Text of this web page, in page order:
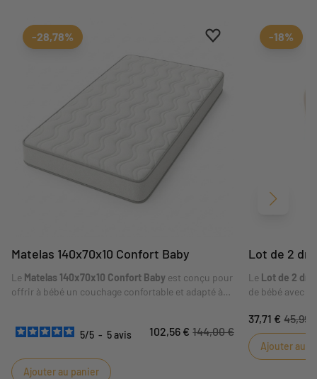
Ajouter aux favoris
Supprimer des
-28,78%
Matelas 140x70x10 Confort Baby
Le Matelas 140x70x10 Confort Baby est conçu pour
offrir à bébé un couchage confortable et adapté à
et ses conseils d'utilisation sont détaillés dans les
5/5 - 5avis 102,56 € 144,00 €
Ajouter au panier
-18%
Lot de 2
Le Lot de 2
de bébé avec
douceur à la
quotidien.
une ambiance
pensée pour
37,71 € 45,99
Ajouter au
Suivant